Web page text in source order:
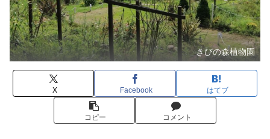
きびの森植物園
X Facebook はてブ
コピー コメント